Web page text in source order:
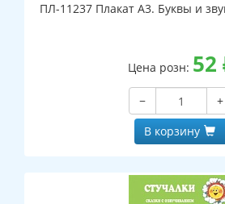
ПЛ-11237 Плакат А3. Буквы и
Цена розн: 52
−
+
В корзину